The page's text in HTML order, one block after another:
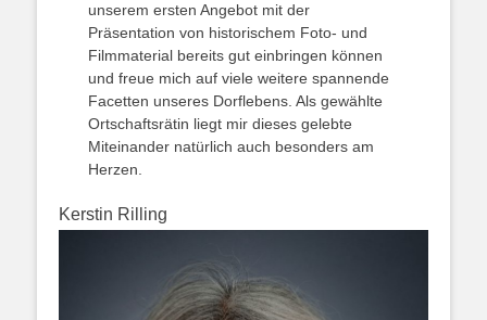
unserem ersten Angebot mit der
Präsentation von historischem Foto- und
Filmmaterial bereits gut einbringen können
und freue mich auf viele weitere spannende
Facetten unseres Dorflebens. Als gewählte
Ortschaftsrätin liegt mir dieses gelebte
Miteinander natürlich auch besonders am
Herzen.
Kerstin Rilling